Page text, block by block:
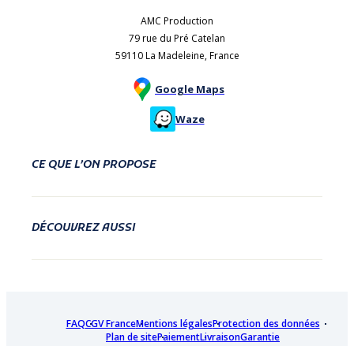
AMC Production
79 rue du Pré Catelan
59110 La Madeleine, France
Google Maps
Waze
CE QUE L’ON PROPOSE
DÉCOUVREZ AUSSI
FAQCGV FranceMentions légalesProtection des données
Plan de sitePaiementLivraisonGarantie